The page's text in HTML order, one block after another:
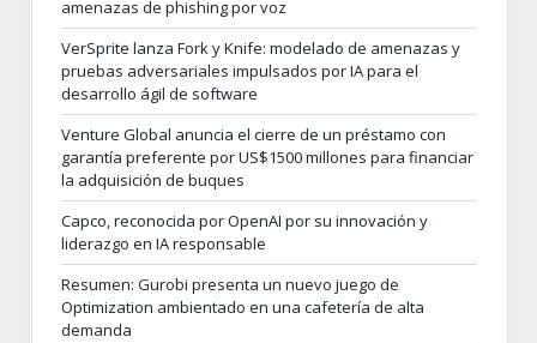
amenazas de phishing por voz
VerSprite lanza Fork y Knife: modelado de amenazas y
pruebas adversariales impulsados por IA para el
desarrollo ágil de software
Venture Global anuncia el cierre de un préstamo con
garantía preferente por US$1500 millones para financiar
la adquisición de buques
Capco, reconocida por OpenAI por su innovación y
liderazgo en IA responsable
Resumen: Gurobi presenta un nuevo juego de
Optimization ambientado en una cafetería de alta
demanda